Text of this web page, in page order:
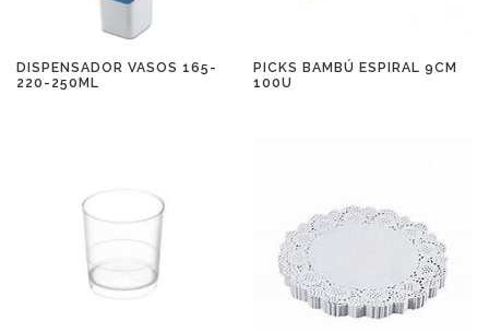
DISPENSADOR VASOS 165-
220-250ML
PICKS BAMBÚ ESPIRAL 9CM
100U